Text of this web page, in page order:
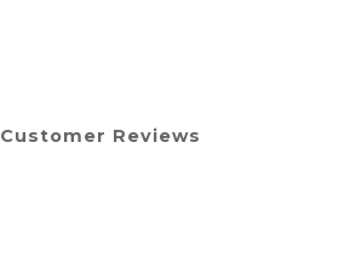
Customer Reviews